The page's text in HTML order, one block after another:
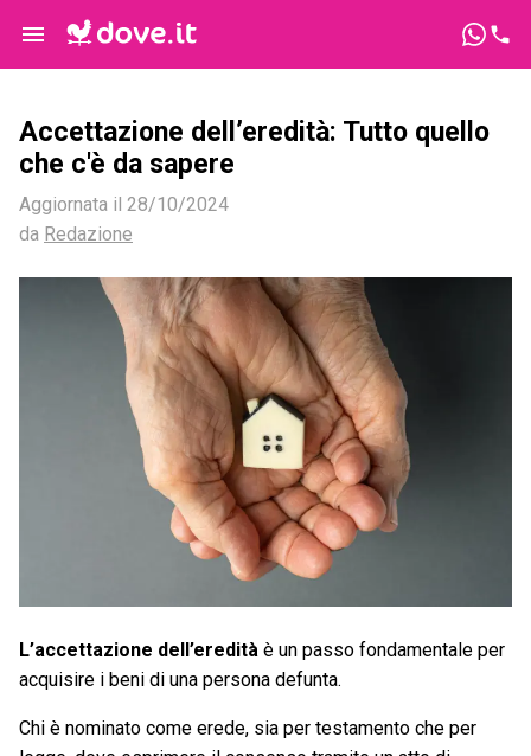
Accettazione dell’eredità: Tutto quello
che c'è da sapere
Aggiornata il 28/10/2024
da Redazione
L’accettazione dell’eredità è un passo fondamentale per
acquisire i beni di una persona defunta.
Chi è nominato come erede, sia per testamento che per